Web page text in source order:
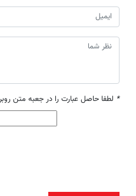
* لطفا حاصل عبارت را در جعبه متن